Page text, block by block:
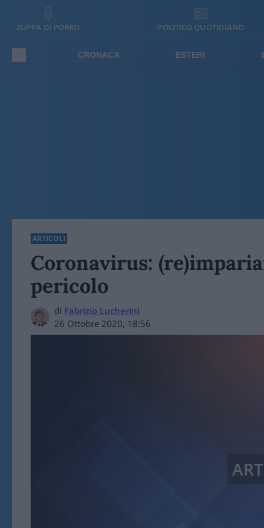
ZUPPA DI PORRO POLITICO QUOTIDIANO
CRONACA ESTERI
ARTICOLI
Coronavirus:
pericolo
di Fabrizio Lucherini
26 Ottobre 2020, 18:56